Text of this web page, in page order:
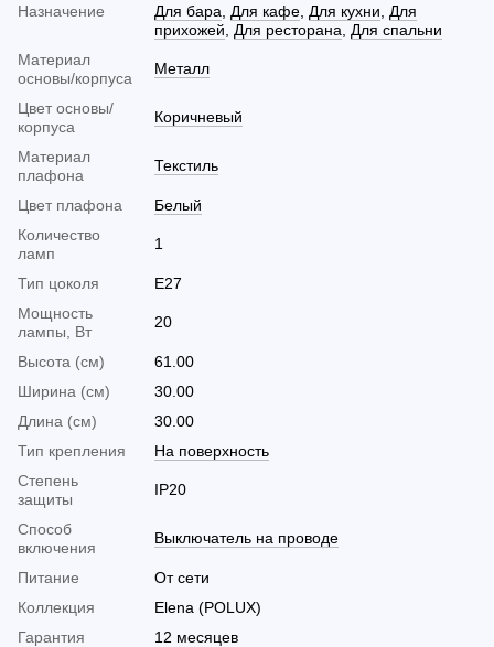
Назначение
Для бара Для кафе Для кухни
Для
прихожей
Для ресторана
Для спальни
Материал
основы/корпуса
Металл
Цвет основы/
корпуса
Коричневый
Материал
плафона
Текстиль
Цвет плафона
Белый
Количество
ламп
1
Тип цоколя
E27
Мощность
лампы, Вт
20
Высота (см)
61.00
Ширина (см)
30.00
Длина (см)
30.00
Тип крепления
На поверхность
Cтепень
защиты
IP20
Способ
включения
Выключатель на проводе
Питание
От сети
Коллекция
Elena (POLUX)
Гарантия
12 месяцев